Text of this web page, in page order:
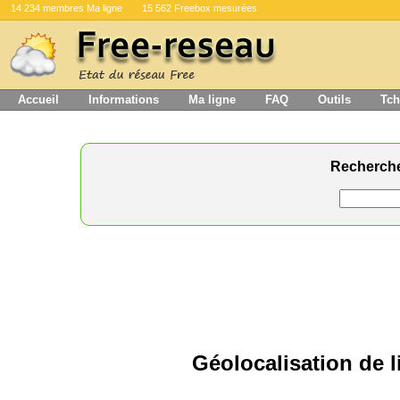
14 234 membres Ma ligne 15 562 Freebox mesurées
Accueil Informations Ma ligne FAQ Outils
Géolocalisation de